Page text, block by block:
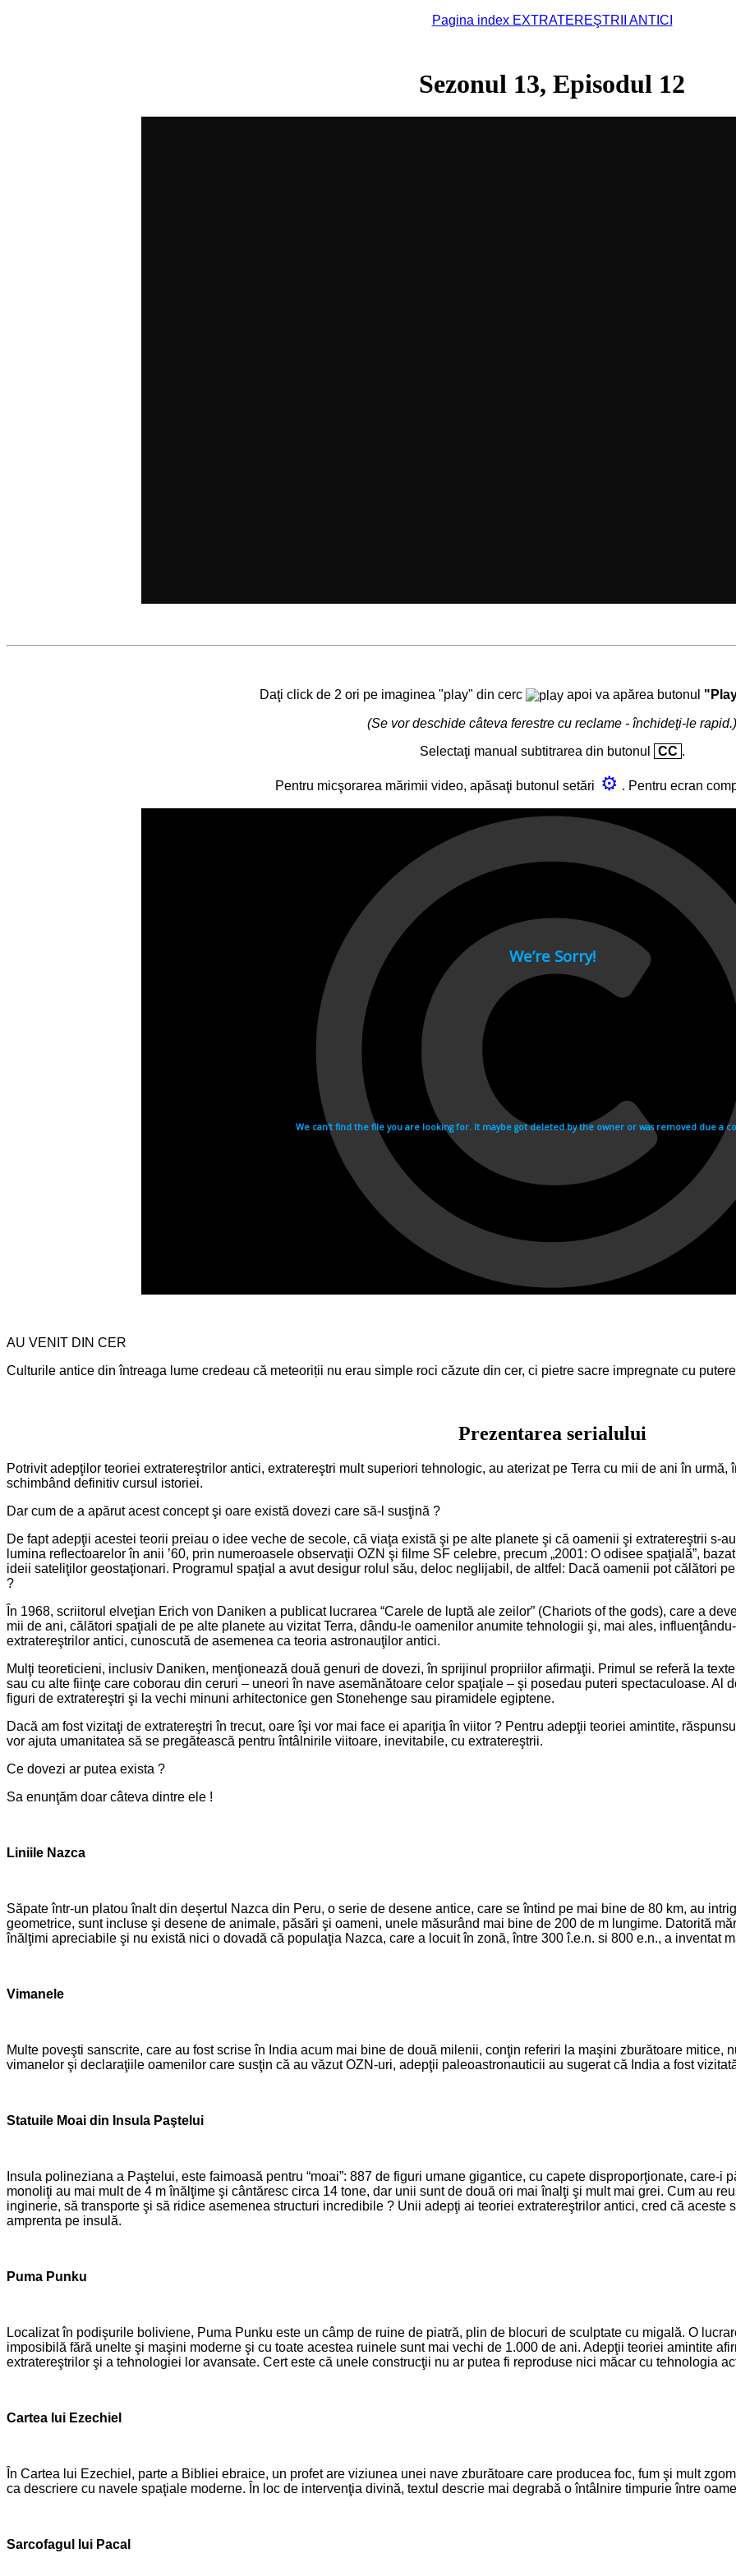
Pagina index EXTRATEREŞTRII ANTICI
Sezonul 13, Episodul 12
Daţi click de 2 ori pe imaginea "play" din cerc apoi va apărea butonul
(Se vor deschide câteva ferestre cu reclame - închideţi-le rapid.)
Selectaţi manual subtitrarea din butonul
CC .
Pentru micşorarea mărimii video, apăsaţi butonul setări ⚙ . Pentru ecran
AU VENIT DIN CER
Culturile antice din întreaga lume credeau că meteoriții nu erau simple roci căzute din cer, ci pietre sacre impregnate cu
Prezentarea serialului
Potrivit adepţilor teoriei extratereştrilor antici, extratereştri mult superiori tehnologic, au aterizat pe Terra cu mii de ani în
schimbând definitiv cursul istoriei.
Dar cum de a apărut acest concept şi oare există dovezi care să-l susţină ?
De fapt adepţii acestei teorii preiau o idee veche de secole, că viaţa există şi pe alte planete şi că oamenii şi extratereştrii s-
lumina reflectoarelor în anii ’60, prin numeroasele observaţii OZN şi filme SF celebre, precum „2001: O odisee spaţială”,
ideii sateliţilor geostaţionari. Programul spaţial a avut desigur rolul său, deloc neglijabil, de altfel: Dacă oamenii pot călători
?
În 1968, scriitorul elveţian Erich von Daniken a publicat lucrarea “Carele de luptă ale zeilor” (Chariots of the gods), care a
mii de ani, călători spaţiali de pe alte planete au vizitat Terra, dându-le oamenilor anumite tehnologii şi, mai ales,
extratereştrilor antici, cunoscută de asemenea ca teoria astronauţilor antici.
Mulţi teoreticieni, inclusiv Daniken, menţionează două genuri de dovezi, în sprijinul propriilor afirmaţii. Primul se referă la
sau cu alte fiinţe care coborau din ceruri – uneori în nave asemănătoare celor spaţiale – şi posedau puteri spectaculoase. Al
figuri de extratereştri şi la vechi minuni arhitectonice gen Stonehenge sau piramidele egiptene.
Dacă am fost vizitaţi de extratereştri în trecut, oare îşi vor mai face ei apariţia în viitor ? Pentru adepţii teoriei amintite,
vor ajuta umanitatea să se pregătească pentru întâlnirile viitoare, inevitabile, cu extratereştrii.
Ce dovezi ar putea exista ?
Sa enunţăm doar câteva dintre ele !
Liniile Nazca
Săpate într-un platou înalt din deşertul Nazca din Peru, o serie de desene antice, care se întind pe mai bine de 80 km, au
geometrice, sunt incluse şi desene de animale, păsări şi oameni, unele măsurând mai bine de 200 de m lungime. Datorită
înălţimi apreciabile şi nu există nici o dovadă că populaţia Nazca, care a locuit în zonă, între 300 î.e.n. si 800 e.n., a inventat
Vimanele
Multe poveşti sanscrite, care au fost scrise în India acum mai bine de două milenii, conţin referiri la maşini zburătoare
vimanelor şi declaraţiile oamenilor care susţin că au văzut OZN-uri, adepţii paleoastronauticii au sugerat că India a fost
Statuile Moai din Insula Paştelui
Insula polineziana a Paştelui, este faimoasă pentru “moai”: 887 de figuri umane gigantice, cu capete disproporţionate, care-
monoliţi au mai mult de 4 m înălţime şi cântăresc circa 14 tone, dar unii sunt de două ori mai înalţi şi mult mai grei. Cum au
inginerie, să transporte şi să ridice asemenea structuri incredibile ? Unii adepţi ai teoriei extratereştrilor antici, cred că aceste
amprenta pe insulă.
Puma Punku
Localizat în podişurile boliviene, Puma Punku este un câmp de ruine de piatră, plin de blocuri de sculptate cu migală. O
imposibilă fără unelte şi maşini moderne şi cu toate acestea ruinele sunt mai vechi de 1.000 de ani. Adepţii teoriei amintite
extratereştrilor şi a tehnologiei lor avansate. Cert este că unele construcţii nu ar putea fi reproduse nici măcar cu tehnologia
Cartea lui Ezechiel
În Cartea lui Ezechiel, parte a Bibliei ebraice, un profet are viziunea unei nave zburătoare care producea foc, fum şi mult
ca descriere cu navele spaţiale moderne. În loc de intervenţia divină, textul descrie mai degrabă o întâlnire timpurie între
Sarcofagul lui Pacal